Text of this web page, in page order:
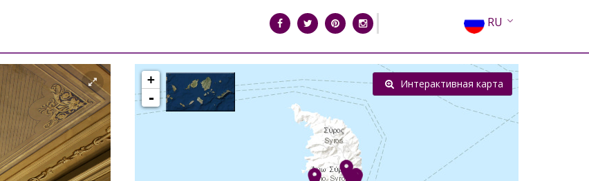
RU
EN
EL
+
-
Интерактивная карта